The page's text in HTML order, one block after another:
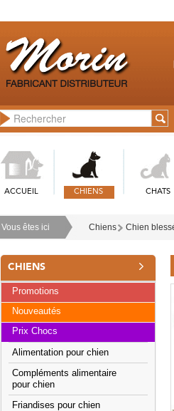
ACCUEIL CHIENS CHATS
Vous êtes ici Chiens Chien
CHIENS
Promotions
Nouveautés
Prix Chocs
Alimentation pour chien
Compléments alimentaire
pour chien
Friandises pour chien